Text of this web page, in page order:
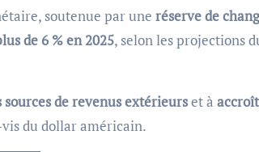
soutenue par une réserve de
de 6 % en 2025, selon les projections
de revenus extérieurset à
du dollar américain.